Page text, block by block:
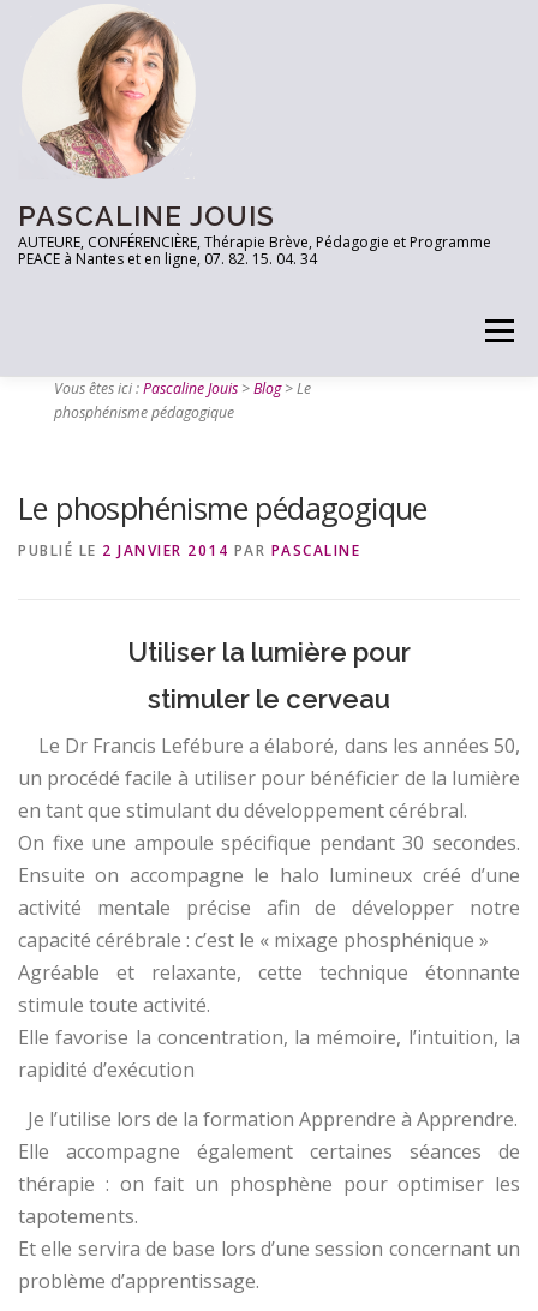
PASCALINE JOUIS
AUTEURE, CONFÉRENCIÈRE, Thérapie Brève, Pédagogie et Programme
PEACE à Nantes et en ligne, 07. 82. 15. 04. 34
Menu
PRENEZ RDV TESTEZ VOUS!
ARTICLES CONTACT
Vous êtes ici :Pascaline Jouis>Blog>Le
phosphénisme pédagogique
Le phosphénisme pédagogique
PUBLIÉ LE 2 JANVIER 2014 PAR PASCALINE
Utiliser la lumière pour
stimuler le cerveau
Le Dr Francis Lefébure a élaboré, dans les années 50,
un procédé facile à utiliser pour bénéficier de la lumière
en tant que stimulant du développement cérébral.
On fixe une ampoule spécifique pendant 30 secondes.
Ensuite on accompagne le halo lumineux créé d’une
activité mentale précise afin de développer notre
capacité cérébrale : c’est le « mixage phosphénique »
Agréable et relaxante, cette technique étonnante
stimule toute activité.
Elle favorise la concentration, la mémoire, l’intuition, la
rapidité d’exécution
Je l’utilise lors de la formation Apprendre à Apprendre.
Elle accompagne également certaines séances de
thérapie : on fait un phosphène pour optimiser les
tapotements.
Et elle servira de base lors d’une session concernant un
problème d’apprentissage.